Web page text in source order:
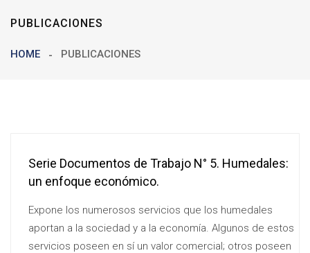
PUBLICACIONES
HOME PUBLICACIONES
Serie Documentos de Trabajo N° 5. Humedales:
un enfoque económico.
Expone los numerosos servicios que los humedales
aportan a la sociedad y a la economía. Algunos de estos
servicios poseen en sí un valor comercial; otros poseen